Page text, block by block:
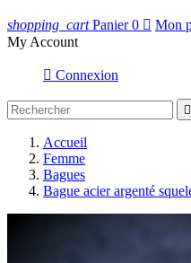
shopping_cart Panier 0  Mon
My Account
 Connexion

Accueil
Femme
Bagues
Bague acier argenté